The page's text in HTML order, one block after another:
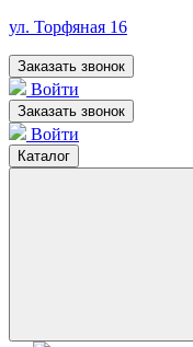
ул. Торфяная 16
Заказать звонок
Войти
Заказать звонок
Войти
Каталог